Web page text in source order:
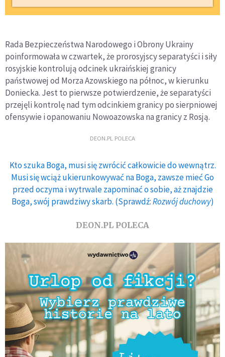
Rada Bezpieczeństwa Narodowego i Obrony Ukrainy
poinformowała w czwartek, że prorosyjscy separatyści i siły
rosyjskie kontrolują odcinek ukraińskiej granicy
państwowej od Morza Azowskiego na północ, w kierunku
Doniecka. Jest to pierwsze potwierdzenie, że separatyści
przejęli kontrolę nad tym odcinkiem granicy po sierpniowej
ofensywie i opanowaniu Nowoazowska na granicy z Rosją.
DEON.PL POLECA
Kto szuka Boga, musi się zwrócić całkowicie do wewnątrz.
Musi się wciąż ukierunkowywać na Boga, zawsze mieć Go
przed oczyma i wytrwale zapominać o sobie, aż znajdzie
Boga, swój prawdziwy skarb. (Sprawdź:Rozwój duchowy)
DEON.PL POLECA